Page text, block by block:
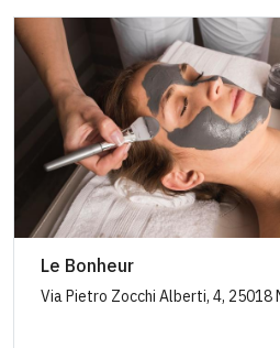
Le Bonheur
Via Pietro Zocchi Alberti, 4, 25018